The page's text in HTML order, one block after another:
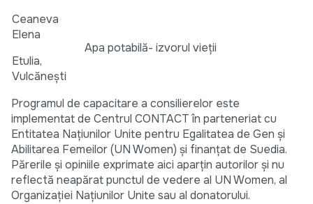
Ceaneva
Elena
Etulia,
Vulcăneşti
Apa potabilă- izvorul vieţii
Programul de capacitare a consilierelor este
implementat de Centrul CONTACT în parteneriat cu
Entitatea Națiunilor Unite pentru Egalitatea de Gen și
Abilitarea Femeilor (UN Women) și finanțat de Suedia.
Părerile și opiniile exprimate aici aparțin autorilor și nu
reflectă neapărat punctul de vedere al UN Women, al
Organizației Națiunilor Unite sau al donatorului.